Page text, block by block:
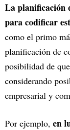
La planificación
para codificar
como el primo
planificación de
posibilidad de
considerando
empresarial y
Por ejemplo, en